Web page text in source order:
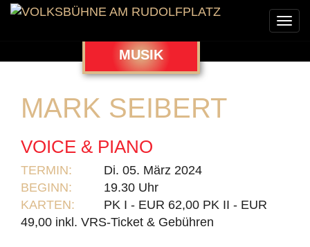
MUSIK
MARK SEIBERT
VOICE & PIANO
TERMIN:
Di. 05. März 2024
BEGINN:
19.30 Uhr
KARTEN:
PK I - EUR 62,00 PK II - EUR
49,00 inkl. VRS-Ticket & Gebühren